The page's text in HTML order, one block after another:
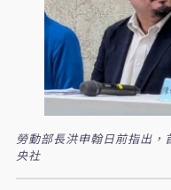
勞動部長洪申翰日前指出
央社